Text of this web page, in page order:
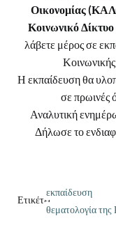
Οικονομίας
Κοινωνικό
λάβετε μέρος σε
Η εκπαίδευση θα
σε πρωινές
Αναλυτική
Δήλωσε το
Ετικέτες:
εκπαίδευση
θεματολογία